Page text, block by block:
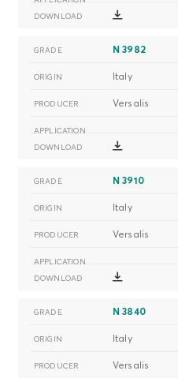
N 3982
Italy
Versalis
N 3910
Italy
Versalis
N 3840
Italy
Versalis